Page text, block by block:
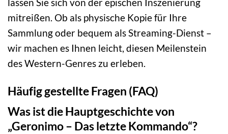
mitreißen. Ob als physische Kopie für Ihre
Sammlung oder bequem als Streaming-Dienst –
wir machen es Ihnen leicht, diesen Meilenstein
des Western-Genres zu erleben.
Häufig gestellte Fragen (FAQ)
Was ist die Hauptgeschichte von
„Geronimo – Das letzte Kommando“?